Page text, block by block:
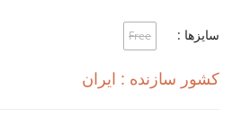
سایزها : Free
کشور سازنده : ایران